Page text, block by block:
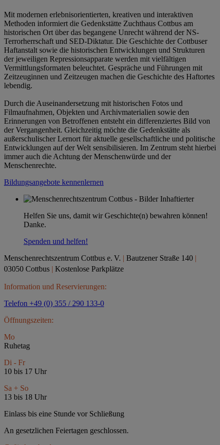
Mit modernen erlebnisorientierten, kreativen und interaktiven
Methoden informiert die Gedenkstätte Zuchthaus Cottbus am
historischen Ort über das begangene Unrecht während der NS-
Terrorherrschaft und SED-Diktatur. Die Geschichte der Cottbuser
Haftanstalt sowie die historischen Entwicklungen und Strukturen
der jeweiligen Repressionsapparate werden mit vielfältigen
Vermittlungsformaten beleuchtet. Gespräche und Führungen mit
Zeitzeuginnen und Zeitzeugen machen die Geschichte des Haftortes
lebendig.
Durch die Auseinandersetzung mit historischen Fotos und
Filmaufnahmen, Objekten und Archivmaterialien sowie den
Erinnerungen von Betroffenen entsteht ein differenziertes Bild von
der Vergangenheit. Gleichzeitig möchte die Gedenkstätte als
außerschulischer Lernort für aktuelle gesellschaftliche und politische
Entwicklungen auf der Welt sensibilisieren. Im Zentrum steht hierbei
immer auch die Achtung der Menschenwürde und der
Menschenrechte.
Bildungsangebote kennenlernen
Helfen Sie uns, damit wir Geschichte(n) bewahren können!
Danke.
Spenden und helfen!
Menschenrechtszentrum Cottbus e. V. | Bautzener Straße 140 |
03050 Cottbus | Kostenlose Parkplätze
Information und Reservierungen:
Telefon +49 (0) 355 / 290 133-0
Öffnungszeiten:
Mo
Ruhetag
Di - Fr
10 bis 17 Uhr
Sa + So
13 bis 18 Uhr
Einlass bis eine Stunde vor Schließung
An gesetzlichen Feiertagen geschlossen.